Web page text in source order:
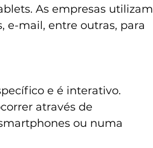
As empresas utilizam
e-mail, entre outras, para
e é interativo.
através de
ou numa